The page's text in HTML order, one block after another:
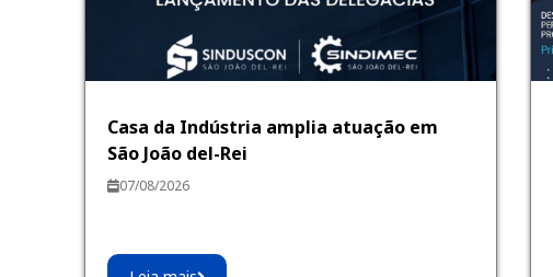
Casa da Indústria amplia atuação em
São João del-Rei
07/08/2026